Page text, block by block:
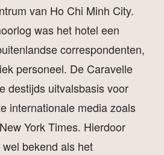
van Ho Chi Minh City.
was het hotel een
correspondenten,
personeel. De Caravelle
destijds uitvalsbasis voor
internationale media zoals
York Times. Hierdoor
bekend als het